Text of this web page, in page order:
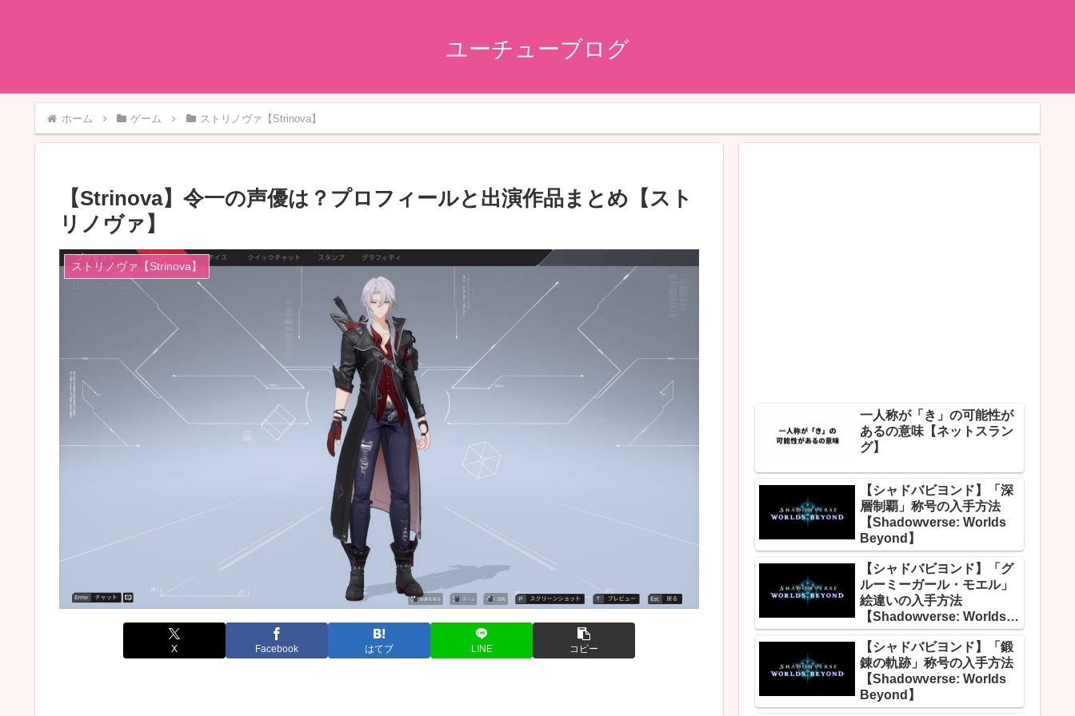
ユーチューブログ
ホーム ゲーム ストリノヴァ【Strinova】
【Strinova】令一の声優は？プロフィールと出演作品まとめ【スト
リノヴァ】
ストリノヴァ【Strinova】
X Facebook はてブ LINE コピー
一人称が「き」の可能性が
あるの意味【ネットスラン
グ】
【シャドバビヨンド】「深
層制覇」称号の入手方法
【Shadowverse: Worlds
Beyond】
【シャドバビヨンド】「グ
ルーミーガール・モエル」
絵違いの入手方法
【Shadowverse: Worlds
Beyond】
【シャドバビヨンド】「鍛
錬の軌跡」称号の入手方法
【Shadowverse: Worlds
Beyond】